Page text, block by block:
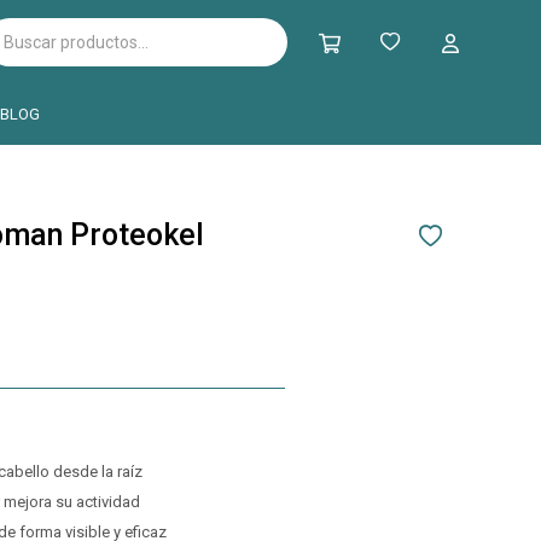
BLOG
Proteokel
desde la raíz
su actividad
forma visible y eficaz